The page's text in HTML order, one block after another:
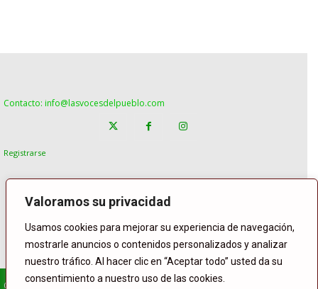
Valoramos su privacidad
Usamos cookies para mejorar su experiencia de navegación,
mostrarle anuncios o contenidos personalizados y analizar
nuestro tráfico. Al hacer clic en “Aceptar todo” usted da su
consentimiento a nuestro uso de las cookies.
Contacto: info@lasvocesdelpueblo.com
Registrarse
© Copyright Lasvocesdelpueblo